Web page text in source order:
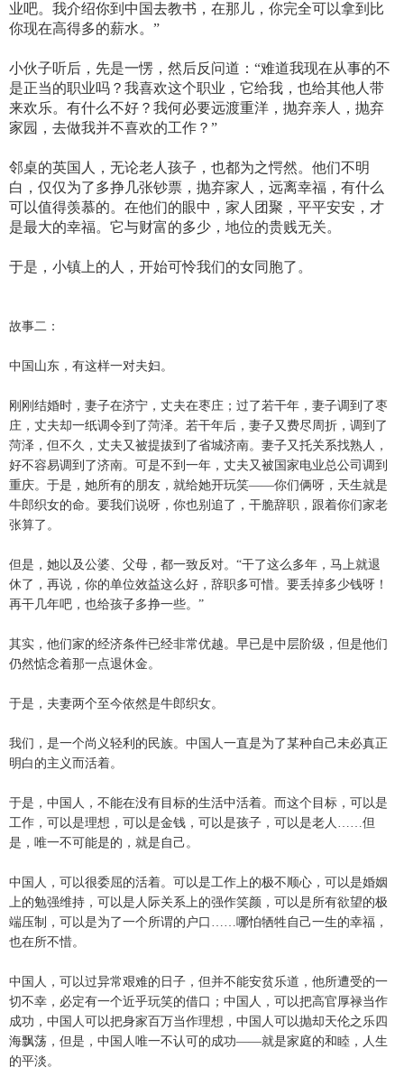
业吧。我介绍你到中国去教书，在那儿，你完全可以拿到比
你现在高得多的薪水。”
小伙子听后，先是一愣，然后反问道：“难道我现在从事的不
是正当的职业吗？我喜欢这个职业，它给我，也给其他人带
来欢乐。有什么不好？我何必要远渡重洋，抛弃亲人，抛弃
家园，去做我并不喜欢的工作？”
邻桌的英国人，无论老人孩子，也都为之愕然。他们不明
白，仅仅为了多挣几张钞票，抛弃家人，远离幸福，有什么
可以值得羡慕的。在他们的眼中，家人团聚，平平安安，才
是最大的幸福。它与财富的多少，地位的贵贱无关。
于是，小镇上的人，开始可怜我们的女同胞了。
故事二：
中国山东，有这样一对夫妇。
刚刚结婚时，妻子在济宁，丈夫在枣庄；过了若干年，妻子调到了枣
庄，丈夫却一纸调令到了菏泽。若干年后，妻子又费尽周折，调到了
菏泽，但不久，丈夫又被提拔到了省城济南。妻子又托关系找熟人，
好不容易调到了济南。可是不到一年，丈夫又被国家电业总公司调到
重庆。于是，她所有的朋友，就给她开玩笑——你们俩呀，天生就是
牛郎织女的命。要我们说呀，你也别追了，干脆辞职，跟着你们家老
张算了。
但是，她以及公婆、父母，都一致反对。“干了这么多年，马上就退
休了，再说，你的单位效益这么好，辞职多可惜。要丢掉多少钱呀！
再干几年吧，也给孩子多挣一些。”
其实，他们家的经济条件已经非常优越。早已是中层阶级，但是他们
仍然惦念着那一点退休金。
于是，夫妻两个至今依然是牛郎织女。
我们，是一个尚义轻利的民族。中国人一直是为了某种自己未必真正
明白的主义而活着。
于是，中国人，不能在没有目标的生活中活着。而这个目标，可以是
工作，可以是理想，可以是金钱，可以是孩子，可以是老人……但
是，唯一不可能是的，就是自己。
中国人，可以很委屈的活着。可以是工作上的极不顺心，可以是婚姻
上的勉强维持，可以是人际关系上的强作笑颜，可以是所有欲望的极
端压制，可以是为了一个所谓的户口……哪怕牺牲自己一生的幸福，
也在所不惜。
中国人，可以过异常艰难的日子，但并不能安贫乐道，他所遭受的一
切不幸，必定有一个近乎玩笑的借口；中国人，可以把高官厚禄当作
成功，中国人可以把身家百万当作理想，中国人可以抛却天伦之乐四
海飘荡，但是，中国人唯一不认可的成功——就是家庭的和睦，人生
的平淡。